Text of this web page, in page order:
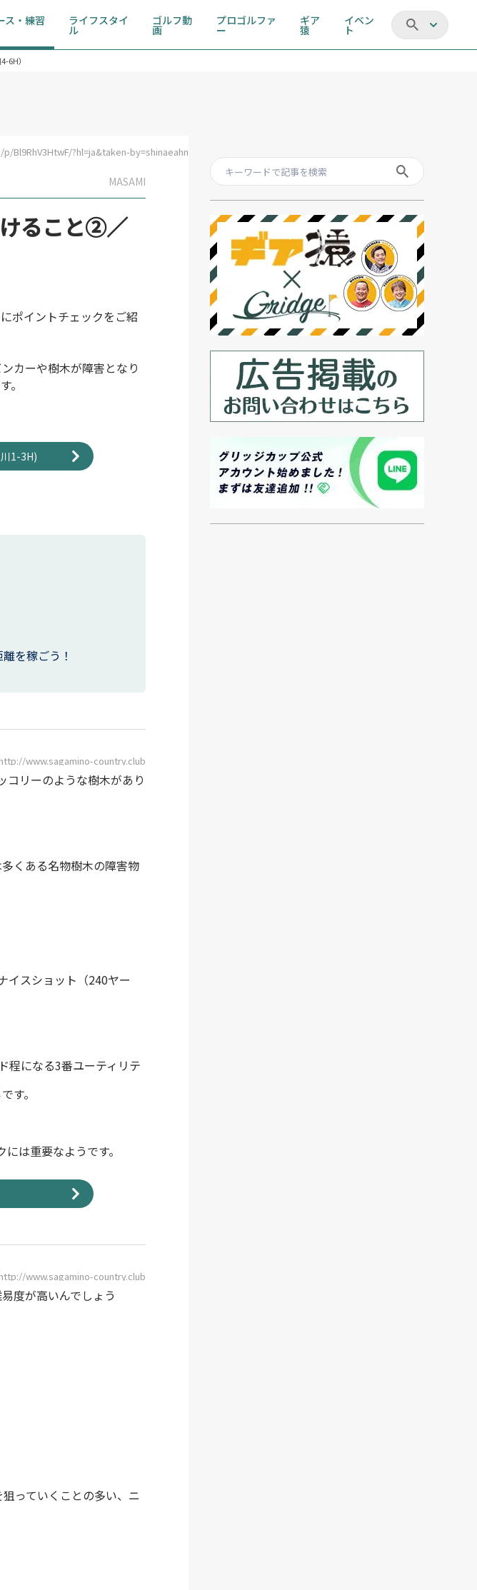
ス・練習 ライフスタイ
ル
ゴルフ動
画
プロゴルファ
ー
ギア
猿
イベン
ト
6H）
Bl9RhV3HtwF/?hl=ja&taken-by=shinaeahn
MASAMI
ること②／
ポイントチェックをご紹
カーや樹木が障害となり
。
1-3H)
を稼ごう！
http://www.sagamino-country.club
コリーのような樹木があり
くある名物樹木の障害物
イスショット（240ヤー
程になる3番ユーティリテ
す。
は重要なようです。
http://www.sagamino-country.club
度が高いんでしょう
っていくことの多い、ニ